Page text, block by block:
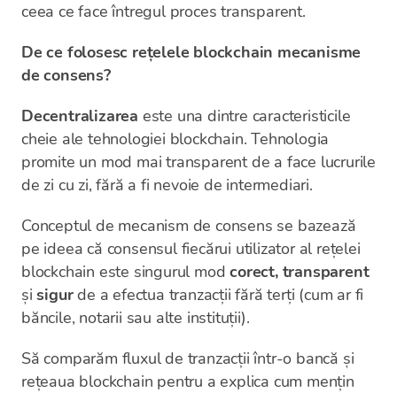
ceea ce face întregul proces transparent.
De ce folosesc rețelele blockchain mecanisme
de consens?
Decentralizarea este una dintre caracteristicile
cheie ale tehnologiei blockchain. Tehnologia
promite un mod mai transparent de a face lucrurile
de zi cu zi, fără a fi nevoie de intermediari.
Conceptul de mecanism de consens se bazează
pe ideea că consensul fiecărui utilizator al rețelei
blockchain este singurul modcorect, transparent
șisigurde a efectua tranzacții fără terți (cum ar fi
băncile, notarii sau alte instituții).
Să comparăm fluxul de tranzacții într-o bancă și
rețeaua blockchain pentru a explica cum mențin